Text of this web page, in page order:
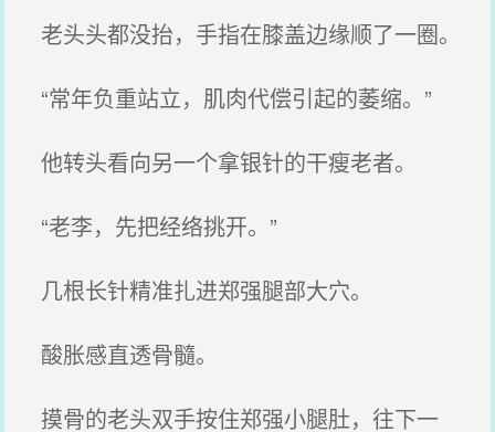
老头头都没抬，手指在膝盖边缘顺了一圈。
“常年负重站立，肌肉代偿引起的萎缩。”
他转头看向另一个拿银针的干瘦老者。
“老李，先把经络挑开。”
几根长针精准扎进郑强腿部大穴。
酸胀感直透骨髓。
摸骨的老头双手按住郑强小腿肚，往下一